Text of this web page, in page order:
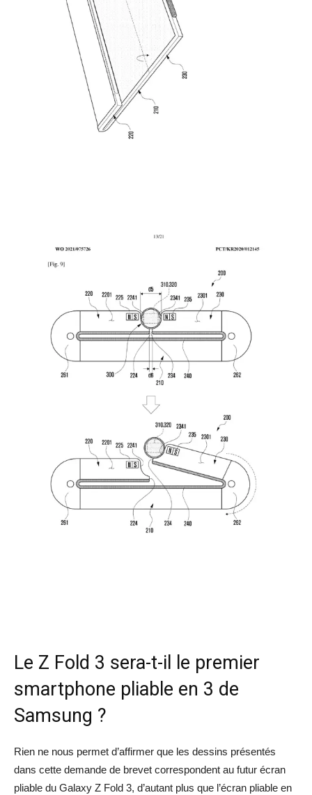
Le Z Fold 3 sera-t-il le premier
smartphone pliable en 3 de
Samsung ?
Rien ne nous permet d’affirmer que les dessins présentés
dans cette demande de brevet correspondent au futur écran
pliable du Galaxy Z Fold 3, d’autant plus que l’écran pliable en